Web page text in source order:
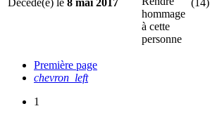
hommage
à cette
personne
Première page
chevron_left
1